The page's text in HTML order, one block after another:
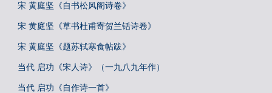
宋 黄庭坚《自书松风阁诗卷》
宋 黄庭坚《草书杜甫寄贺兰铦诗卷》
宋 黄庭坚《题苏轼寒食帖跋》
当代 启功《宋人诗》（一九八九年作）
当代 启功《自作诗一首》